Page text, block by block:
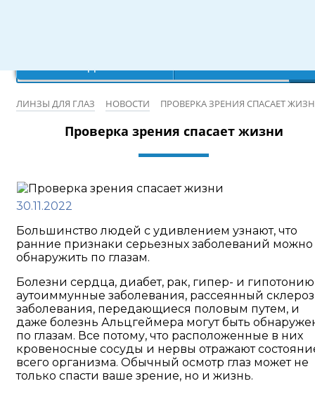
ЛИНЗЫ ДЛЯ ГЛАЗ НОВОСТИ ПРОВЕРКА ЗРЕНИЯ СПАСАЕТ
Проверка зрения спасает жизни
30.11.2022
Большинство людей с удивлением узнают, что
ранние признаки серьезных заболеваний можно
обнаружить по глазам.
Болезни сердца, диабет, рак, гипер- и
аутоиммунные заболевания, рассеянный
заболевания, передающиеся половым путем, и
даже болезнь Альцгеймера могут быть
по глазам. Все потому, что расположенные в них
кровеносные сосуды и нервы отражают
всего организма. Обычный осмотр глаз может не
только спасти ваше зрение, но и жизнь.